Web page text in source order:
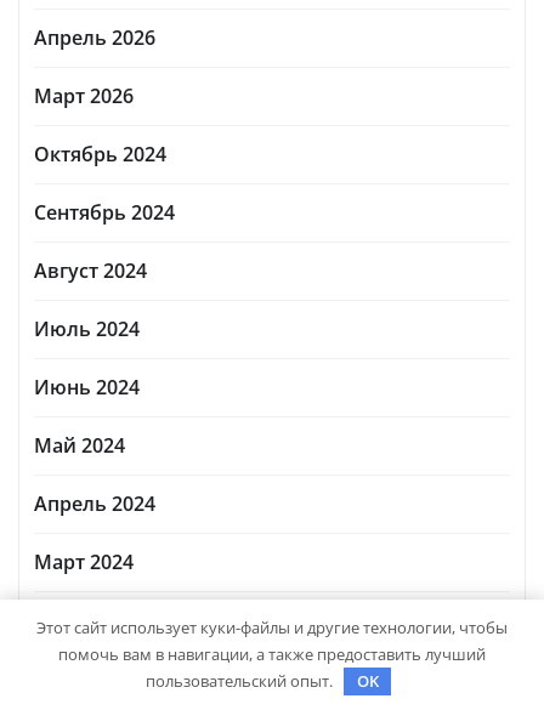
Апрель 2026
Март 2026
Октябрь 2024
Сентябрь 2024
Август 2024
Июль 2024
Июнь 2024
Май 2024
Апрель 2024
Март 2024
Февраль 2024
Январь 2024
Этот сайт использует куки-файлы и другие технологии, чтобы
помочь вам в навигации, а также предоставить лучший
пользовательский опыт.
OK